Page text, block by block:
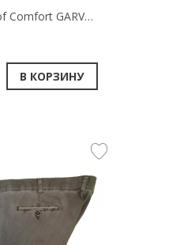
Брюки муж.Club of Comfort GARVEY 7233/2
В КОРЗИНУ